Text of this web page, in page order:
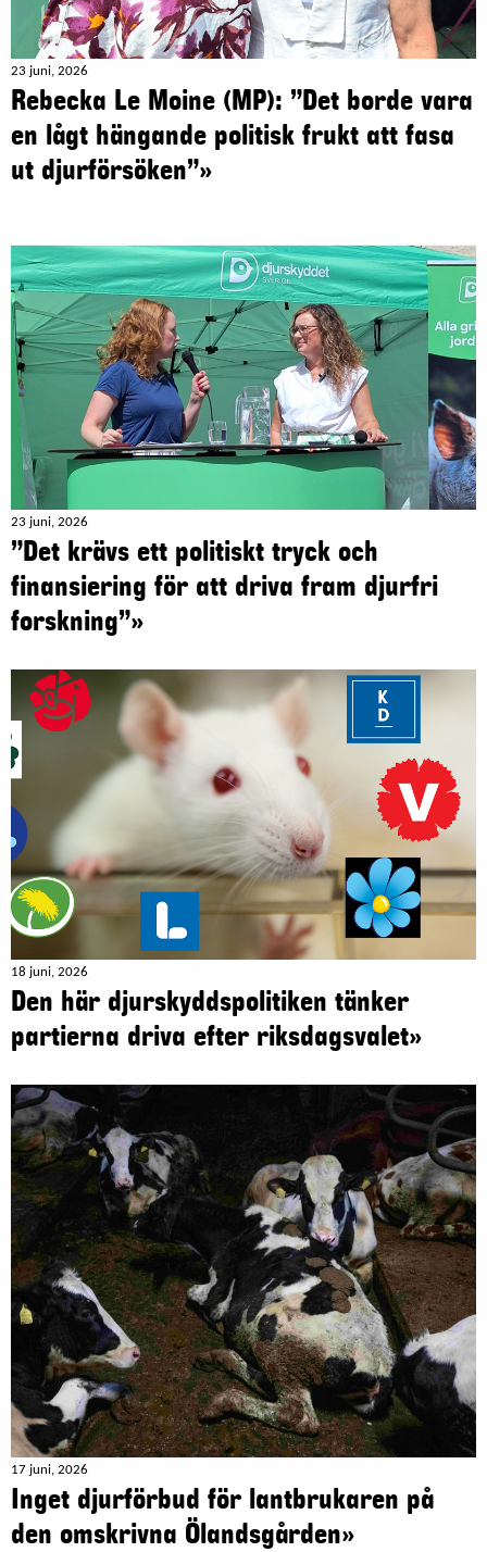
23 juni, 2026
Rebecka Le Moine (MP): ”Det borde vara
en lågt hängande politisk frukt att fasa
ut djurförsöken”»
23 juni, 2026
”Det krävs ett politiskt tryck och
finansiering för att driva fram djurfri
forskning”»
18 juni, 2026
Den här djurskyddspolitiken tänker
partierna driva efter riksdagsvalet»
17 juni, 2026
Inget djurförbud för lantbrukaren på
den omskrivna Ölandsgården»